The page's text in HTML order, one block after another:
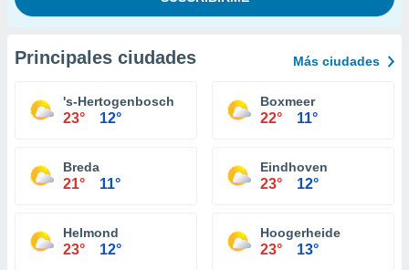
Principales ciudades Más ciudades
's-Hertogenbosch
23° 12°
Boxmeer
22° 11°
Breda
21° 11°
Eindhoven
23° 12°
Helmond
23° 12°
Hoogerheide
23° 13°